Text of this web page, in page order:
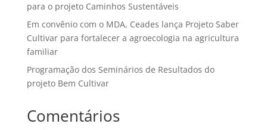
para o projeto Caminhos Sustentáveis
Em convênio com o MDA, Ceades lança Projeto Saber
Cultivar para fortalecer a agroecologia na agricultura
familiar
Programação dos Seminários de Resultados do
projeto Bem Cultivar
Comentários